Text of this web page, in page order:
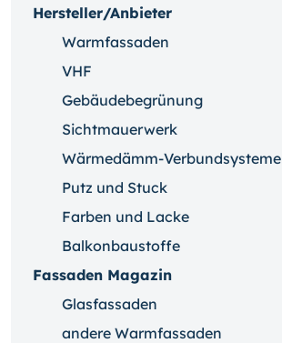
Hersteller/Anbieter
Warmfassaden
VHF
Gebäudebegrünung
Sichtmauerwerk
Wärmedämm-Verbundsysteme
Putz und Stuck
Farben und Lacke
Balkonbaustoffe
Fassaden Magazin
Glasfassaden
andere Warmfassaden